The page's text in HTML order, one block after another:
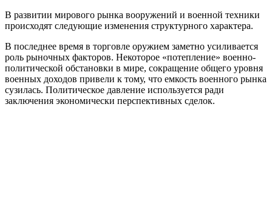
В развитии мирового рынка вооружений и военной техники
происходят следующие изменения структурного характера.
В последнее время в торговле оружием заметно усиливается
роль рыночных факторов. Некоторое «потепление» военно-
политической обстановки в мире, сокращение общего уровня
военных доходов привели к тому, что емкость военного рынка
сузилась. Политическое давление используется ради
заключения экономически перспективных сделок.